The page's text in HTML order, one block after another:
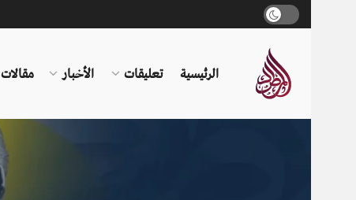
الرئيسية تعليقات الأخبار مقالات